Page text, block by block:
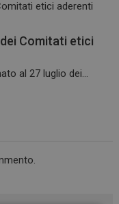
dei Comitati etici
al 27 luglio dei...